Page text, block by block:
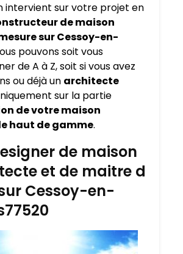
intervient sur votre projet en
de maison
surCessoy-en-
pouvons soit vous
de A à Z, soit si vous avez
ou déjà un architecte
sur la partie
de votre maison
haut de gamme.
de maison
et de maitre d
Cessoy-en-